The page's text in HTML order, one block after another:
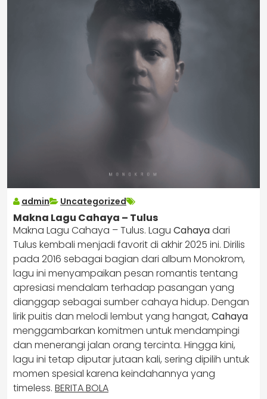
admin Uncategorized
Makna Lagu Cahaya – Tulus
Makna Lagu Cahaya – Tulus. Lagu Cahayadari
Tulus kembali menjadi favorit di akhir 2025 ini. Dirilis
pada 2016 sebagai bagian dari album Monokrom,
lagu ini menyampaikan pesan romantis tentang
apresiasi mendalam terhadap pasangan yang
dianggap sebagai sumber cahaya hidup. Dengan
lirik puitis dan melodi lembut yang hangat, Cahaya
menggambarkan komitmen untuk mendampingi
dan menerangi jalan orang tercinta. Hingga kini,
lagu ini tetap diputar jutaan kali, sering dipilih untuk
momen spesial karena keindahannya yang
timeless. BERITA BOLA